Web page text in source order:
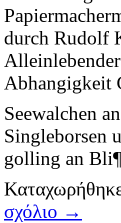
durch Rudolf
Abhangigkeit
Seewalchen
Singleborsen
golling an
σχόλιο →